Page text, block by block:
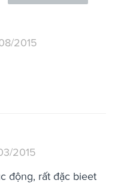
2015
2015
động, rất đặc bieet